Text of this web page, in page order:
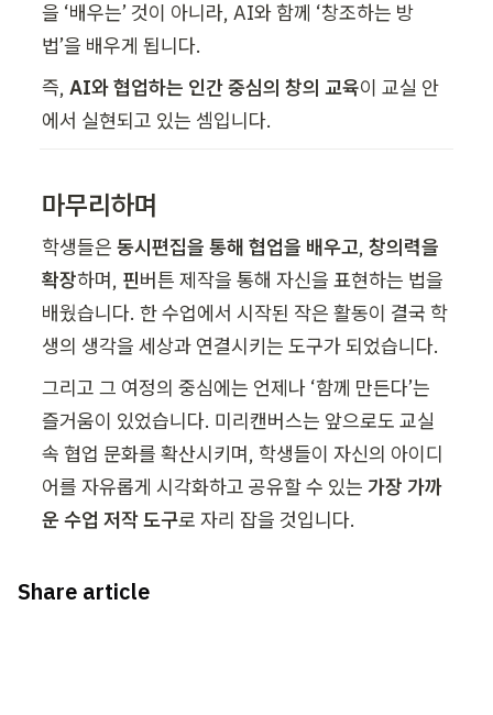
을 ‘배우는’ 것이 아니라, AI와 함께 ‘창조하는 방
법’을 배우게 됩니다.
즉, AI와 협업하는 인간 중심의 창의 교육이 교실 안
에서 실현되고 있는 셈입니다.
마무리하며
학생들은 동시편집을 통해 협업을 배우고, 창의력을
확장하며, 핀버튼 제작을 통해 자신을 표현하는 법을
배웠습니다. 한 수업에서 시작된 작은 활동이 결국 학
생의 생각을 세상과 연결시키는 도구가 되었습니다.
그리고 그 여정의 중심에는 언제나 ‘함께 만든다’는
즐거움이 있었습니다. 미리캔버스는 앞으로도 교실
속 협업 문화를 확산시키며, 학생들이 자신의 아이디
어를 자유롭게 시각화하고 공유할 수 있는 가장 가까
운 수업 저작 도구로 자리 잡을 것입니다.
Share article